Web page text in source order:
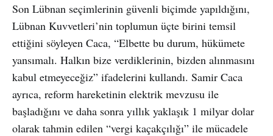
Son Lübnan seçimlerinin güvenli biçimde yapıldığını,
Lübnan Kuvvetleri’nin toplumun üçte birini temsil
ettiğini söyleyen Caca, “Elbette bu durum, hükümete
yansımalı. Halkın bize verdiklerinin, bizden alınmasını
kabul etmeyeceğiz” ifadelerini kullandı. Samir Caca
ayrıca, reform hareketinin elektrik mevzusu ile
başladığını ve daha sonra yıllık yaklaşık 1 milyar dolar
olarak tahmin edilen “vergi kaçakçılığı” ile mücadele